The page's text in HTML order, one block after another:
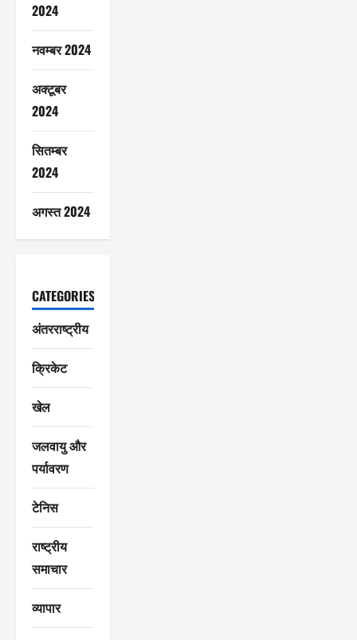
2024
नवम्बर 2024
अक्टूबर
2024
सितम्बर
2024
अगस्त 2024
CATEGORIES
अंतरराष्ट्रीय
क्रिकेट
खेल
जलवायु और
पर्यावरण
टेनिस
राष्ट्रीय
समाचार
व्यापार